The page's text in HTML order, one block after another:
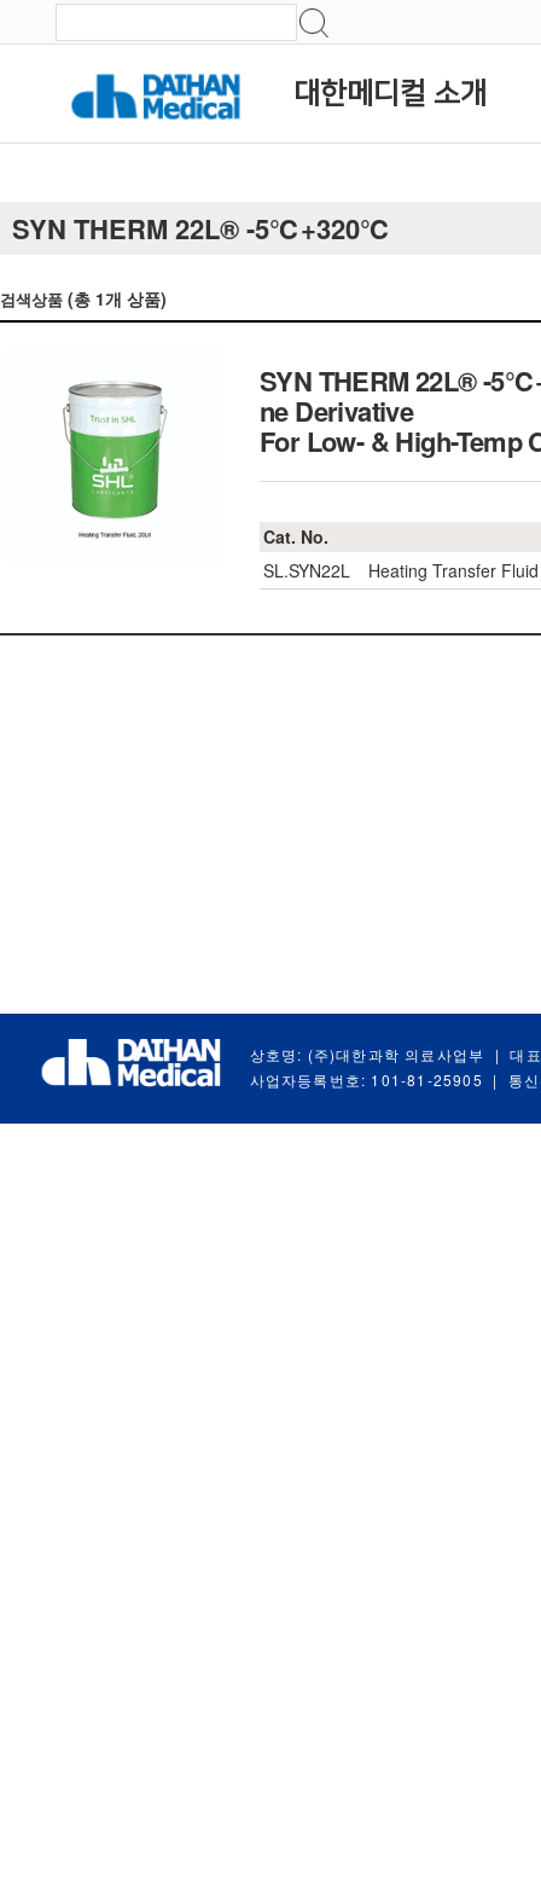
대한메디컬 소개
SYN THERM 22L® -5℃+320℃
검색상품 (총 1개 상품)
SYN THERM 22L® -
ne Derivative
For Low- & High-Temp
Cat. No.
SL.SYN22L
Heating Transfer
상호명: (주)대한과학 의료사업부 |
대
사업자등록번호: 101-81-25905
| 통